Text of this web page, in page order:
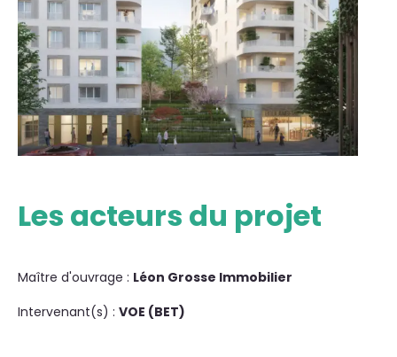
Les acteurs du projet
Maître d'ouvrage : Léon Grosse Immobilier
Intervenant(s) : VOE (BET)